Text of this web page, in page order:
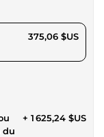
375,06 $US
du
+ 1 625,24 $US